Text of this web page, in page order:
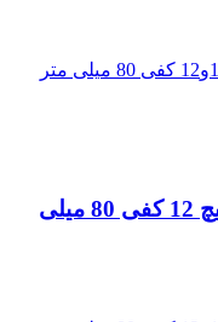
پایه کابینت پلاستیکی طرح ممتاز پیچ 12 کفی 80 میلی